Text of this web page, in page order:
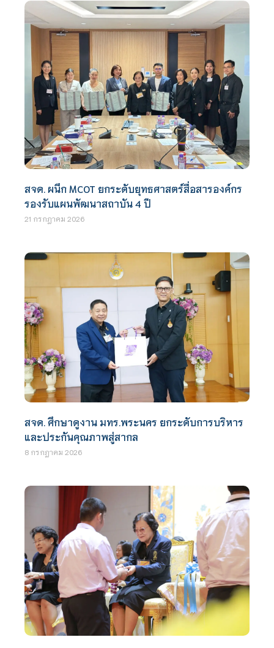
สจด. ผนึก MCOT ยกระดับยุทธศาสตร์สื่อสารองค์กร
รองรับแผนพัฒนาสถาบัน 4 ปี
21 กรกฎาคม 2026
สจด. ศึกษาดูงาน มทร.พระนคร ยกระดับการบริหาร
และประกันคุณภาพสู่สากล
8 กรกฎาคม 2026